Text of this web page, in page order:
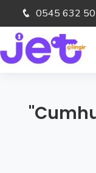
0545 632